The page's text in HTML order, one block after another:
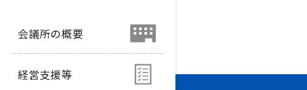
会議所の概要
経営支援等